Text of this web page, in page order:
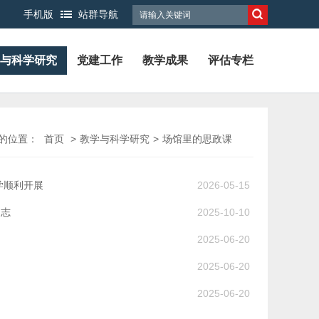
站群导航
手机版
科学研究 党建工作 教学成果 评估专栏
位置： 首页 > 教学与科学研究 > 场馆里的思政课
2026-05-15
利开展
2025-10-10
2025-06-20
2025-06-20
2025-06-20